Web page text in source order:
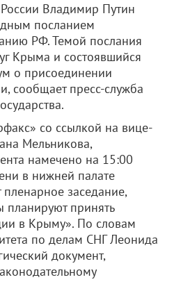
Владимир Путин
посланием
РФ. Темой послания
Крыма и состоявшийся
о присоединении
сообщает пресс-служба
со ссылкой на вице-
Мельникова,
намечено на 15:00
в нижней палате
заседание,
планируют принять
в Крыму». По словам
по делам СНГ Леонида
документ,